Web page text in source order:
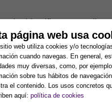
identificar a aquellas
de sumar, y también
mismas para que este
propiciatorias.
aunque según
La edad o una
página web usa
web utiliza cookies y/o
cuando navegas. En general,
muy diversas, como, por
sobre tus hábitos de
el contenido. Los usos concretos
aquí: política de cookies